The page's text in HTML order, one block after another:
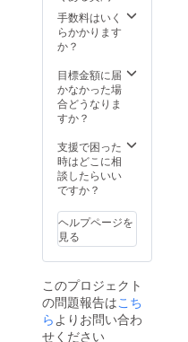
ただき
ます。
品にな
るかは
作家と
次第と
なりま
す。 作
品制作
期 2026
年2月～
3月末の
間で要
富松 篤
1985年
和歌山
県生ま
刻家。
2011年
東京造
形大学
手数料はいく
らかかります
か？
目標金額に届
かなかった場
合どうなりま
すか？
支援で困った
時はどこに相
談したらいい
ですか？
ヘルプページを
見る
このプロジェクト
の問題報告はこち
らよりお問い合わ
せください